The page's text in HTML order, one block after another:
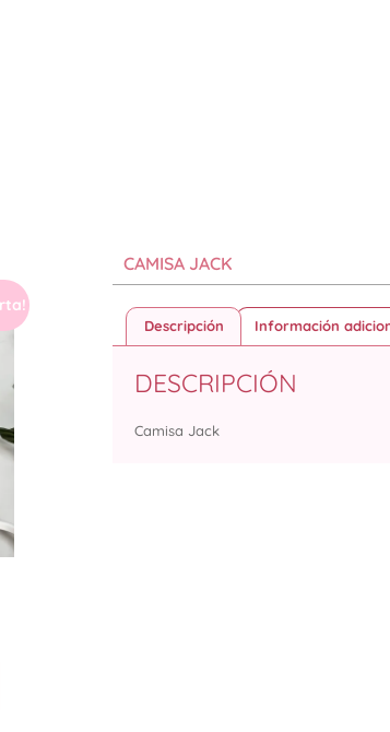
CAMISA JACK
Descripción Información
DESCRIPCIÓN
Camisa Jack